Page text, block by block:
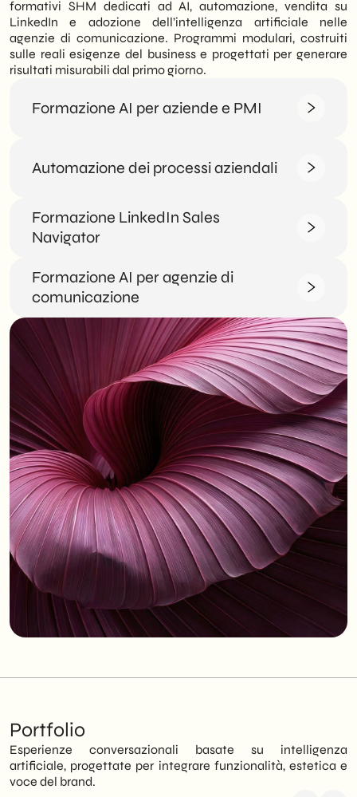
formativi SHM dedicati ad AI, automazione, vendita su
LinkedIn e adozione dell’intelligenza artificiale nelle
agenzie di comunicazione. Programmi modulari, costruiti
sulle reali esigenze del business e progettati per generare
risultati misurabili dal primo giorno.
Formazione AI per aziende e PMI
Automazione dei processi aziendali
Formazione LinkedIn Sales
Navigator
Formazione AI per agenzie di
comunicazione
Portfolio
Esperienze conversazionali basate su intelligenza
artificiale, progettate per integrare funzionalità, estetica e
voce del brand.